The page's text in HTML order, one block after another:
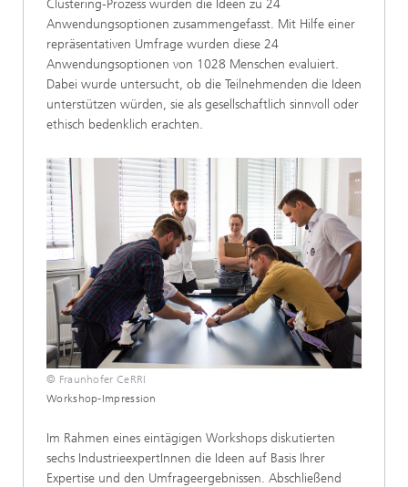
Clustering-Prozess wurden die Ideen zu 24
Anwendungsoptionen zusammengefasst. Mit Hilfe einer
repräsentativen Umfrage wurden diese 24
Anwendungsoptionen von 1028 Menschen evaluiert.
Dabei wurde untersucht, ob die Teilnehmenden die Ideen
unterstützen würden, sie als gesellschaftlich sinnvoll oder
ethisch bedenklich erachten.
© Fraunhofer CeRRI
Workshop-Impression
Im Rahmen eines eintägigen Workshops diskutierten
sechs IndustrieexpertInnen die Ideen auf Basis Ihrer
Expertise und den Umfrageergebnissen. Abschließend